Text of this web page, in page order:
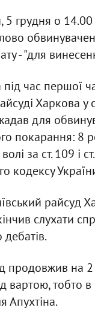
5 грудня о
- "для
час першої
Харкова у
для
покарання: 8
за ст. 109 і
кодексу
райсуд
слухати
дебатів.
продовжив на 2
вартою, тобто
Апухтіна.